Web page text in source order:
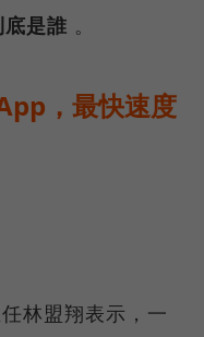
是誰 。
，最快速度
林盟翔表示，一